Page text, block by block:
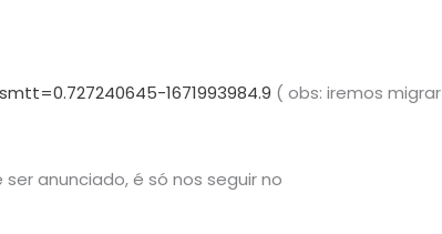
1671993984.9 ( obs: iremos migrar
anunciado, é só nos seguir no